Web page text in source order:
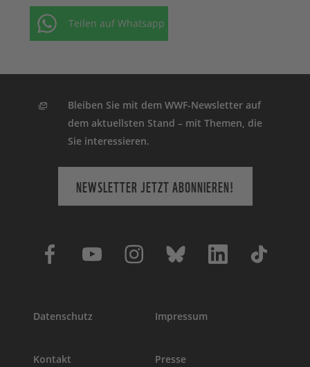
Teilen auf Whatsapp
Bleiben Sie mit dem WWF-Newsletter auf
dem aktuellsten Stand – mit Themen, die
Sie interessieren.
NEWSLETTER JETZT ABONNIEREN!
Datenschutz Impressum
Kontakt Presse